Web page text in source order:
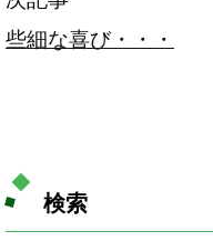
些細な喜び・・・
検索